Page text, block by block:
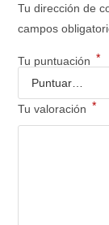
Tu dirección de
campos
Tu puntuación *
Tu valoración *